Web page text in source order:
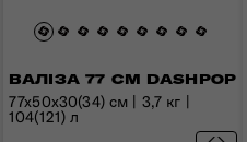
ВАЛІЗА 77 СМ DASHPOP
77x50x30(34) см | 3,7 кг |
104(121) л